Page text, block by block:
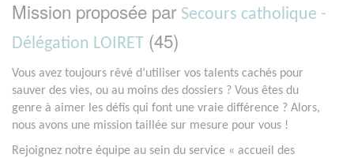
Mission proposée par Secours catholique -
Délégation LOIRET (45)
Vous avez toujours rêvé d’utiliser vos talents cachés pour
sauver des vies, ou au moins des dossiers ? Vous êtes du
genre à aimer les défis qui font une vraie différence ? Alors,
nous avons une mission taillée sur mesure pour vous !
Rejoignez notre équipe au sein du service « accueil des